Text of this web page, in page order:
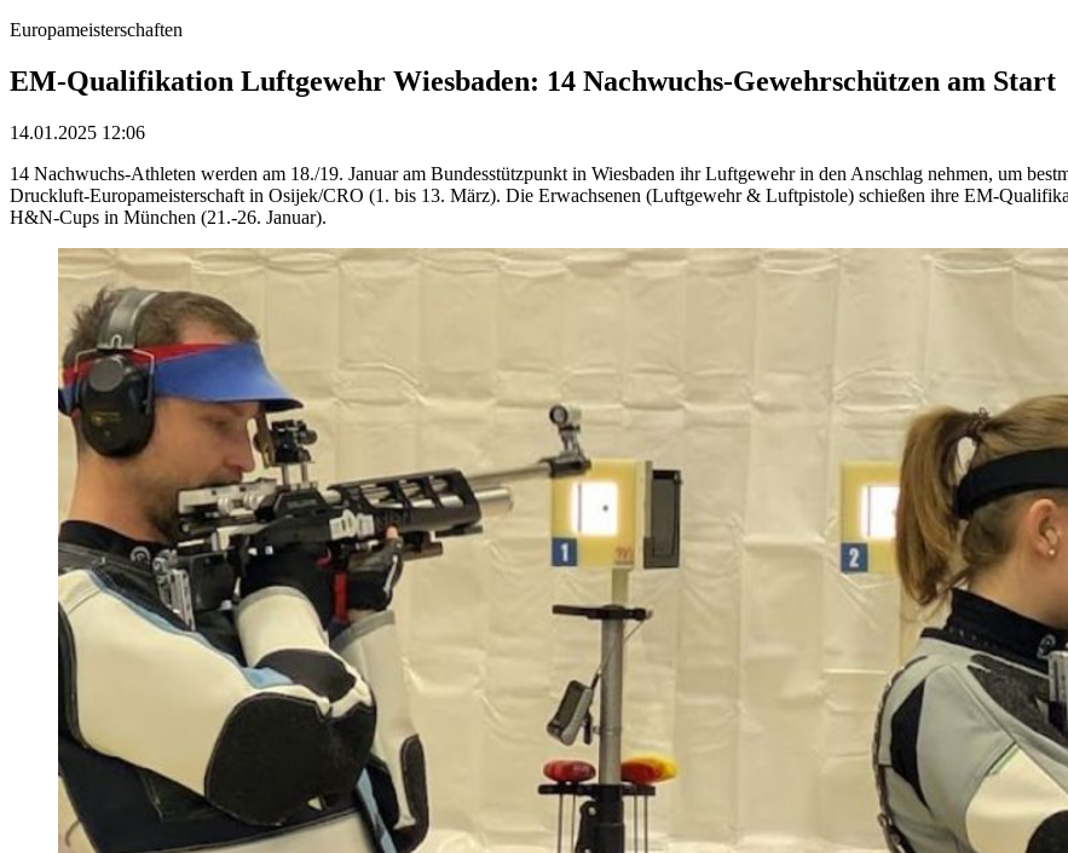
Europameisterschaften
EM-Qualifikation Luftgewehr Wiesbaden: 14 Nachwuchs-Gewehrschützen am Start
14.01.2025 12:06
14 Nachwuchs-Athleten werden am 18./19. Januar am Bundesstützpunkt in Wiesbaden ihr Luftgewehr in den Anschlag nehmen, um
Druckluft-Europameisterschaft in Osijek/CRO (1. bis 13. März). Die Erwachsenen (Luftgewehr & Luftpistole) schießen ihre EM-
H&N-Cups in München (21.-26. Januar).